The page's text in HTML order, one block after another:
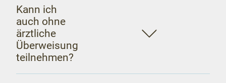
Kann ich
auch ohne
ärztliche
Überweisung
teilnehmen?